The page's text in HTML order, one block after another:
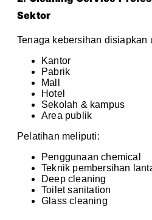
Sektor
Tenaga kebersihan disiapkan
Kantor
Pabrik
Mall
Hotel
Sekolah & kampus
Area publik
Pelatihan meliputi:
Penggunaan chemical
Teknik pembersihan
Deep cleaning
Toilet sanitation
Glass cleaning